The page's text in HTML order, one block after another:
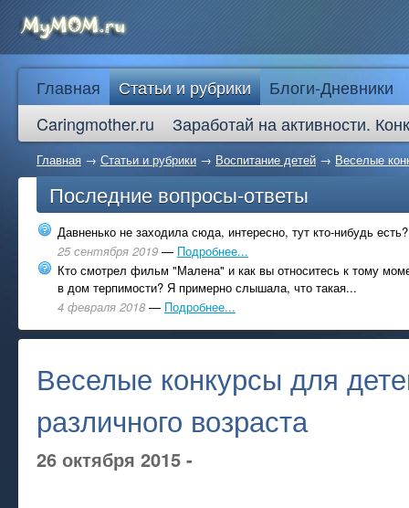
Главная Статьи и рубрики
Блоги-Дневники
Caringmother.ru
Заработай на активности.
Главная → Статьи и рубрики → Воспитание детей → Веселые
Последние вопросы-ответы
Давненько не заходила сюда, интересно, тут кто-нибудь есть?
25 сентября 2019 — Подробнее...
Кто смотрел фильм "Малена" и как вы относитесь к тому
в дом терпимости? Я примерно слышала, что такая...
4 февраля 2018 — Подробнее...
Веселые конкурсы для
различного возраста
26 октября 2015 -